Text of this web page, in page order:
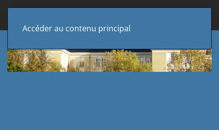
Accéder au contenu principal